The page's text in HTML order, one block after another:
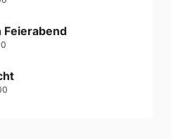
Feierabend